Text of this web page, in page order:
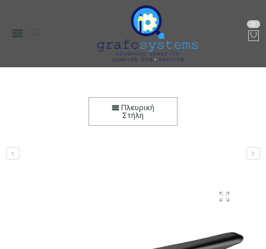
0
Χαρτικά-Είδη Γραφείου
Συρραπτικές-Αποσυρραπτικές
Συρραπτικές ΜηχανέςΠλευρική
Στήλη